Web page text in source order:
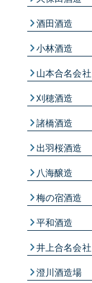
酒田酒造
小林酒造
山本合名会社
刈穂酒造
諸橋酒造
出羽桜酒造
八海醸造
梅の宿酒造
平和酒造
井上合名会社
澄川酒造場